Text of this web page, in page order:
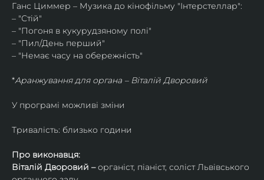
Ганс Циммер – Музика до кінофільму "Інтерстеллар":
– "Стій"
– "Погоня в кукурудзяному полі"
– "Пил/День перший"
– "Немає часу на обережність"
*Аранжування для органа – Віталій Дворовий
У програмі можливі зміни
Тривалість: близько години
Про виконавця:
Віталій Дворовий – органіст, піаніст, соліст Львівського